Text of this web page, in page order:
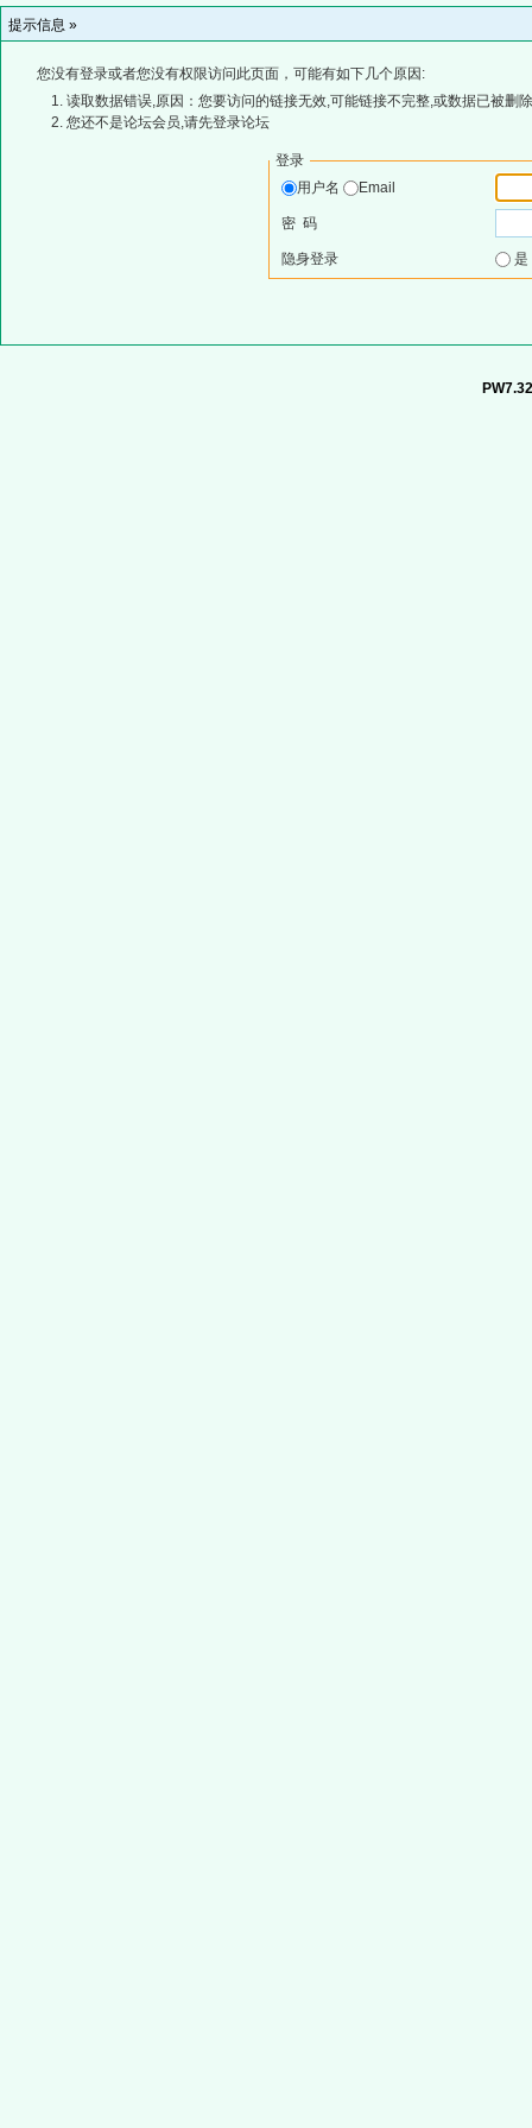
提示信息 »
您没有登录或者您没有权限访问此页面，可能有如下几个原因:
读取数据错误,原因：您要访问的链接无效,可能链接不完整,或数据已被删
您还不是论坛会员,请先登录论坛
登录
用户名
Email
密 码
隐身登录